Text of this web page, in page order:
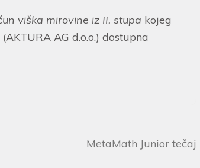
viška mirovine iz II. stupa kojeg
(AKTURA AG d.o.o.) dostupna
MetaMath Junior tečaj